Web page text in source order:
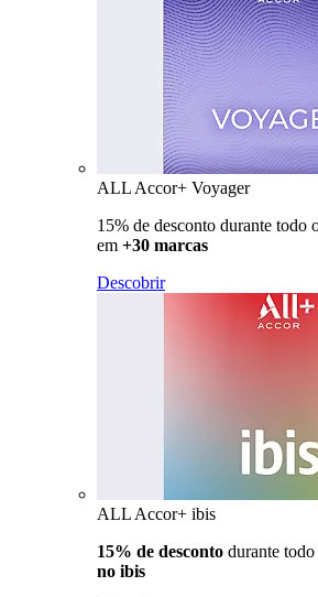
ALL Accor+ Voyager
15% de desconto durante todo
em +30 marcas
Descobrir
ALL Accor+ ibis
15% de desconto durante todo
no ibis